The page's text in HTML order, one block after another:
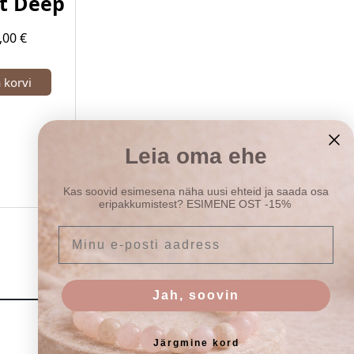
€
korvi
Leia oma ehe
Kas soovid esimesena näha uusi ehteid ja saada osa
eripakkumistest? ESIMENE OST -15%
E-posti aadress
Jah, soovin
Järgmine kord